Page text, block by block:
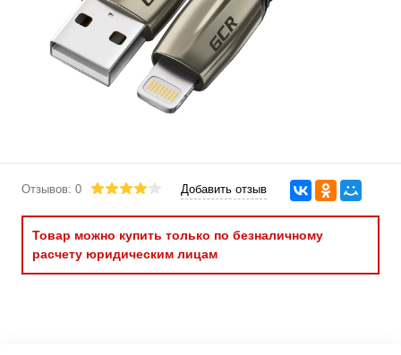
Отзывов: 0 Добавить отзыв
Товар можно купить только по безналичному
расчету юридическим лицам